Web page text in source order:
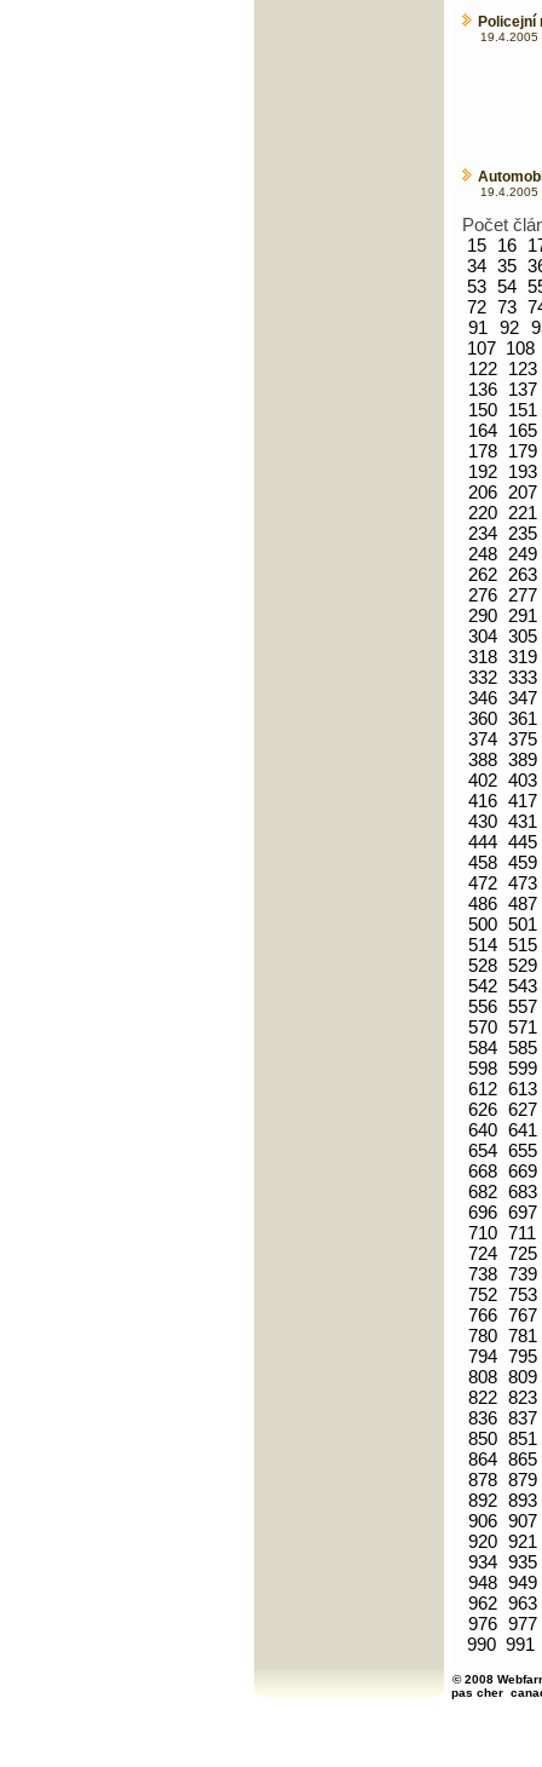
Policejní
19.4.2005
19.4.2005
Počet
15 16
34 35
53 54
72 73
91
92
107 108
122
123
136
137
150
151
164
165
178
179
192
193
206 207
220
221
234
235
248
249
262
263
276
277
290
291
304 305
318 319
332 333
346 347
360 361
374 375
388 389
402 403
416 417
430 431
444 445
458 459
472 473
486 487
500 501
514 515
528 529
542 543
556 557
570 571
584 585
598 599
612 613
626 627
640 641
654 655
668 669
682 683
696 697
710 711
724 725
738 739
752 753
766 767
780 781
794 795
808 809
822 823
836 837
850 851
864 865
878 879
892 893
906 907
920 921
934 935
948 949
962 963
976 977
990 991
© 2008
pas cher